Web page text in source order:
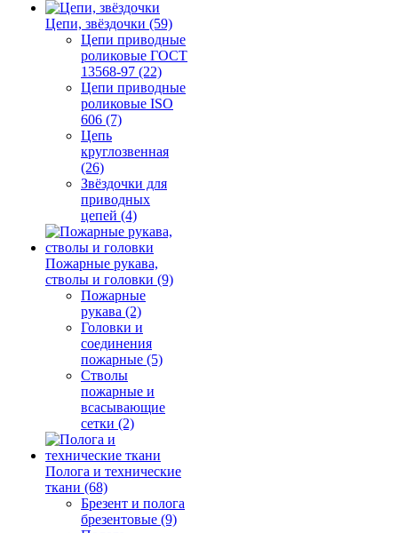
Цепи, звёздочки (59)
Цепи приводные
роликовые ГОСТ
13568-97 (22)
Цепи приводные
роликовые ISO
606 (7)
Цепь
круглозвенная
(26)
Звёздочки для
приводных
цепей (4)
Пожарные рукава,
стволы и головки (9)
Пожарные
рукава (2)
Головки и
соединения
пожарные (5)
Стволы
пожарные и
всасывающие
сетки (2)
Полога и технические
ткани (68)
Брезент и полога
брезентовые (9)